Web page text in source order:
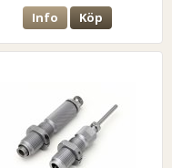
Info Köp